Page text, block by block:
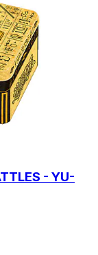
- YU-